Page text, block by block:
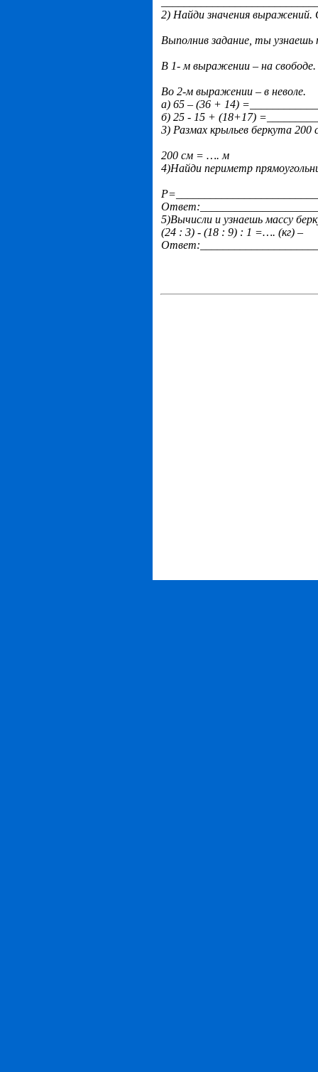
2) Найди значения выражений.
Выполнив задание, ты
В 1- м выражении – на свободе.
Во 2-м выражении – в неволе.
а) 65 – (36 + 14)
б) 25 - 15 + (18+17)
3) Размах крыльев беркута
200 см = …. м
4)Найди периметр
5)Вычисли и узнаешь массу
(24 : 3) - (18 : 9) : 1 =…. (кг) –